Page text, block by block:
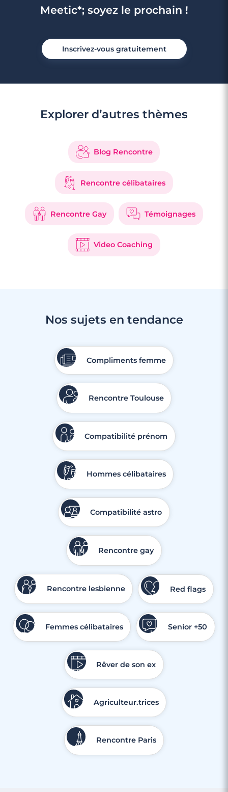
Meetic*; soyez le prochain !
Inscrivez-vous gratuitement
Explorer d’autres thèmes
Blog Rencontre
Rencontre célibataires
Rencontre Gay Témoignages
Video Coaching
Nos sujets en tendance
Compliments femme
Rencontre Toulouse
Compatibilité prénom
Hommes célibataires
Compatibilité astro
Rencontre gay
Rencontre lesbienne Red flags
Femmes célibataires Senior +50
Rêver de son ex
Agriculteur.trices
Rencontre Paris